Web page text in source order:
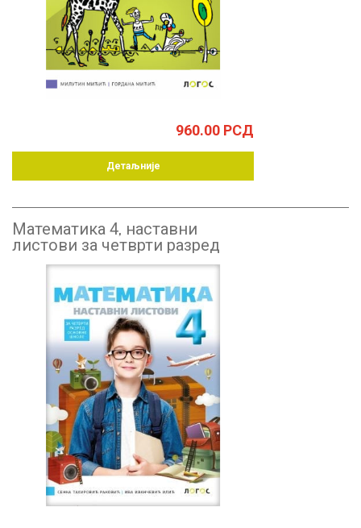
960.00 РСД
Детаљније
Математика 4, наставни
листови за четврти разред